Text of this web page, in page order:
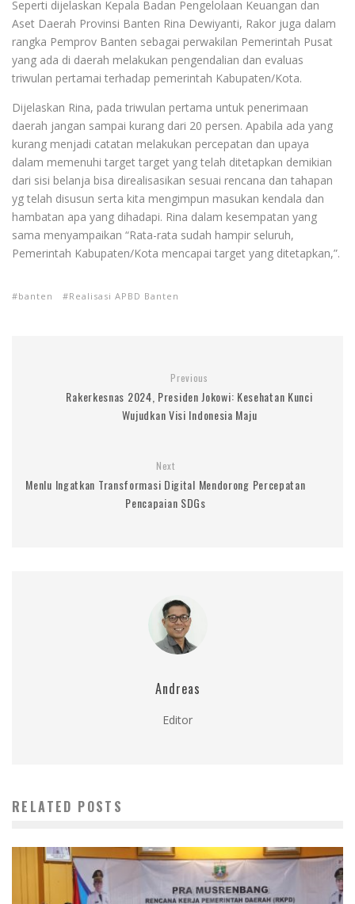
Seperti dijelaskan Kepala Badan Pengelolaan Keuangan dan
Aset Daerah Provinsi Banten Rina Dewiyanti, Rakor juga dalam
rangka Pemprov Banten sebagai perwakilan Pemerintah Pusat
yang ada di daerah melakukan pengendalian dan evaluas
triwulan pertamai terhadap pemerintah Kabupaten/Kota.
Dijelaskan Rina, pada triwulan pertama untuk penerimaan
daerah jangan sampai kurang dari 20 persen. Apabila ada yang
kurang menjadi catatan melakukan percepatan dan upaya
dalam memenuhi target target yang telah ditetapkan demikian
dari sisi belanja bisa direalisasikan sesuai rencana dan tahapan
yg telah disusun serta kita mengimpun masukan kendala dan
hambatan apa yang dihadapi. Rina dalam kesempatan yang
sama menyampaikan “Rata-rata sudah hampir seluruh,
Pemerintah Kabupaten/Kota mencapai target yang ditetapkan,”.
banten Realisasi APBD Banten
Previous
Rakerkesnas 2024, Presiden Jokowi: Kesehatan Kunci
Wujudkan Visi Indonesia Maju
Next
Menlu Ingatkan Transformasi Digital Mendorong Percepatan
Pencapaian SDGs
Andreas
Editor
RELATED POSTS